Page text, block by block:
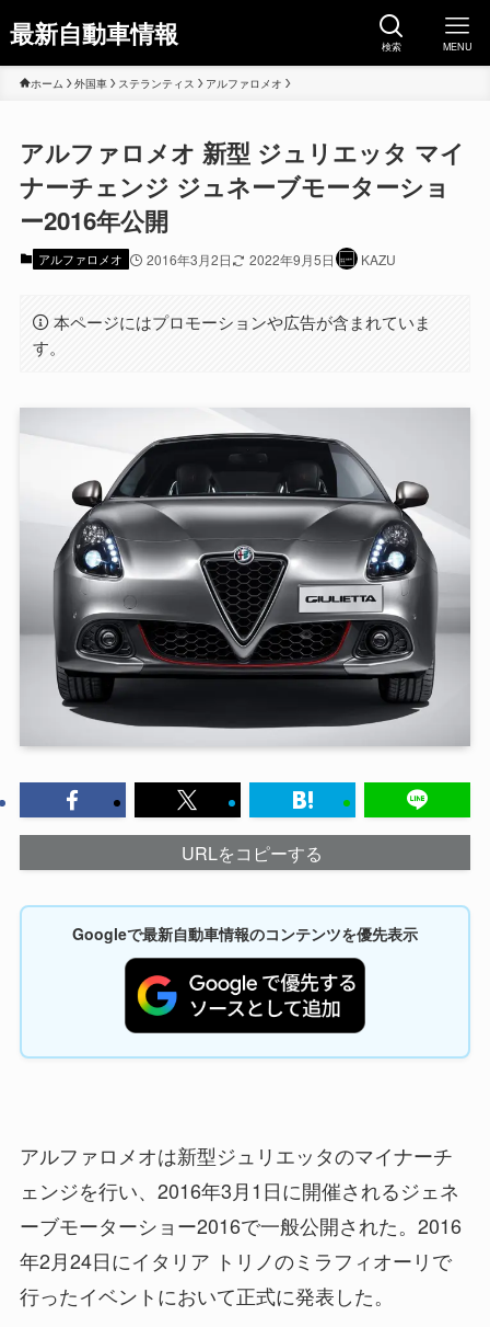
最新自動車情報 検索 MENU
ホーム 外国車 ステランティス アルファロメオ
アルファロメオ 新型 ジュリエッタ マイ
ナーチェンジ ジュネーブモーターショ
ー2016年公開
アルファロメオ 2016年3月2日 2022年9月5日 KAZU
本ページにはプロモーションや広告が含まれていま
す。
URLをコピーする
Googleで最新自動車情報のコンテンツを優先表示
アルファロメオは新型ジュリエッタのマイナーチ
ェンジを行い、2016年3月1日に開催されるジェネ
ーブモーターショー2016で一般公開された。2016
年2月24日にイタリア トリノのミラフィオーリで
行ったイベントにおいて正式に発表した。